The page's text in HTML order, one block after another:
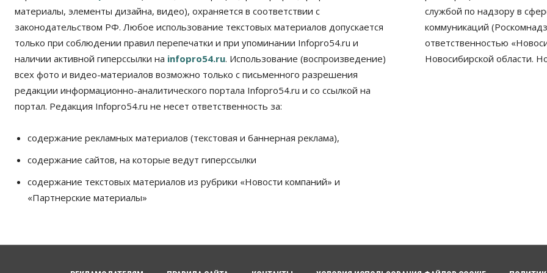
материалы, элементы дизайна, видео), охраняется в соответствии с
законодательством РФ. Любое использование текстовых материалов допускается
только при соблюдении правил перепечатки и при упоминании Infopro54.ru и
наличии активной гиперссылки на infopro54.ru. Использование (воспроизведение)
всех фото и видео-материалов возможно только с письменного разрешения
редакции информационно-аналитического портала Infopro54.ru и со ссылкой на
портал. Редакция Infopro54.ru не несет ответственность за:
содержание рекламных материалов (текстовая и баннерная реклама),
содержание сайтов, на которые ведут гиперссылки
содержание текстовых материалов из рубрики «Новости компаний» и
«Партнерские материалы»
службой по надзору в
коммуникаций
ответственностью
Новосибирской области.